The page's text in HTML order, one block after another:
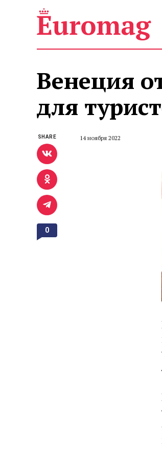
Венеция
для
14 ноября 2022
SHARE
0